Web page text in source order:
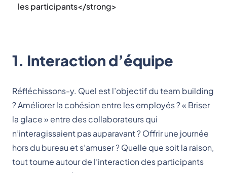
les participants</strong>
1. Interaction d’équipe
Réfléchissons-y. Quel est l’objectif du team building
? Améliorer la cohésion entre les employés ? « Briser
la glace » entre des collaborateurs qui
n’interagissaient pas auparavant ? Offrir une journée
hors du bureau et s’amuser ? Quelle que soit la raison,
tout tourne autour de l’interaction des participants